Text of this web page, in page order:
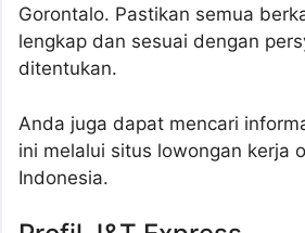
Gorontalo. Pastikan semua
lengkap dan sesuai dengan
ditentukan.
Anda juga dapat mencari
ini melalui situs lowongan kerja
Indonesia.